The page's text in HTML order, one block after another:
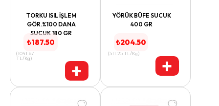
TORKU ISIL İŞLEM
GÖR.%100 DANA
SUCUK 180 GR
₺187.50
(1041.67
TL/Kg) +
YÖRÜK BÜFE SUCUK
400 GR
₺204.50
(511.25 TL/Kg) +